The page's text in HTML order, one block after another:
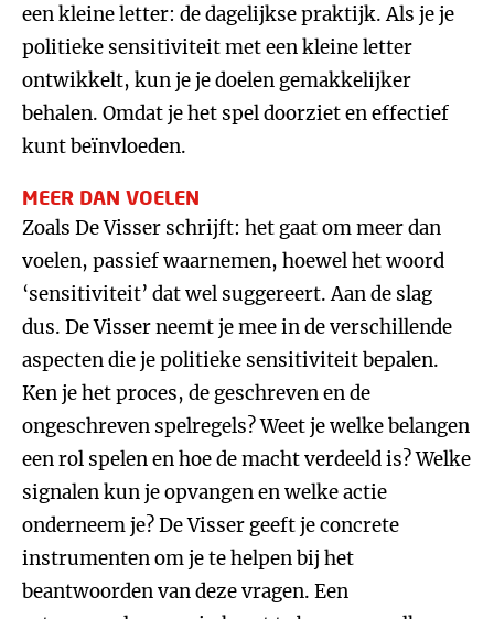
een kleine letter: de dagelijkse praktijk. Als je je
politieke sensitiviteit met een kleine letter
ontwikkelt, kun je je doelen gemakkelijker
behalen. Omdat je het spel doorziet en effectief
kunt beïnvloeden.
MEER DAN VOELEN
Zoals De Visser schrijft: het gaat om meer dan
voelen, passief waarnemen, hoewel het woord
‘sensitiviteit’ dat wel suggereert. Aan de slag
dus. De Visser neemt je mee in de verschillende
aspecten die je politieke sensitiviteit bepalen.
Ken je het proces, de geschreven en de
ongeschreven spelregels? Weet je welke belangen
een rol spelen en hoe de macht verdeeld is? Welke
signalen kun je opvangen en welke actie
onderneem je? De Visser geeft je concrete
instrumenten om je te helpen bij het
beantwoorden van deze vragen. Een